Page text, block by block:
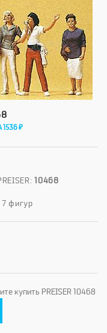
1536 ₽
10468
7 фигур
купить PREISER 10468